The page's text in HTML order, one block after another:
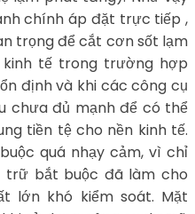
chính áp đặt trực tiếp ,
trọng để cắt cơn sốt lạm
tế trong trường hợp
định và khi các công cụ
chưa đủ mạnh để có thể
tiền tệ cho nền kinh tế.
quá nhạy cảm, vì chỉ
trữ bắt buộc đã làm cho
lớn khó kiểm soát. Mặt